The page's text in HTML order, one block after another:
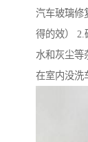
汽车玻璃修
得的效） 2.
水和灰尘等
在室内没洗